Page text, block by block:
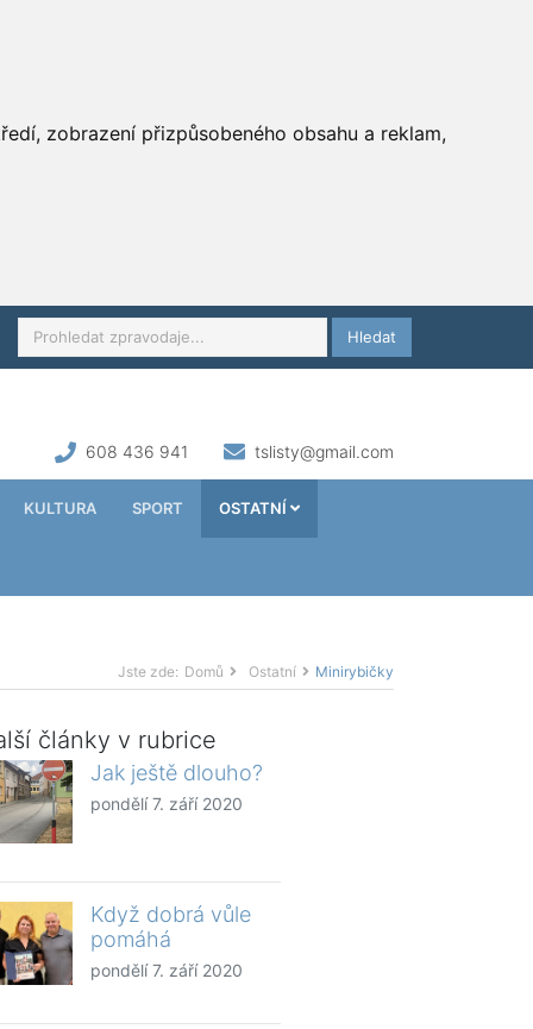
zobrazení přizpůsobeného obsahu a reklam,
Hledat
608 436 941 tslisty@gmail.com
KULTURA SPORT OSTATNÍ
Jste zde: Domů Ostatní Minirybičky
články v rubrice
Jak ještě dlouho?
pondělí 7. září 2020
Když dobrá vůle
pomáhá
pondělí 7. září 2020